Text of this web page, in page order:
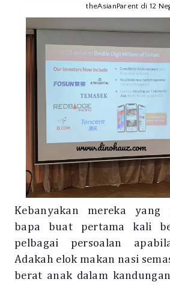
theAsianParent di 12
Kebanyakan mereka yang
bapa buat pertama kali
pelbagai persoalan
Adakah elok makan nasi
berat anak dalam